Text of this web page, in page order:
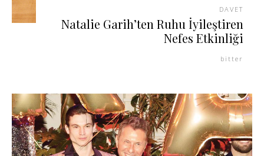
DAVET
Natalie Garih’ten Ruhu İyileştiren
Nefes Etkinliği
bitter